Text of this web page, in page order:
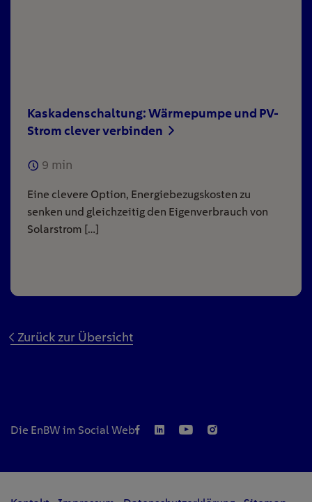
Kaskadenschaltung: Wärmepumpe und PV-
Strom clever verbinden
9 min
Eine clevere Option, Energiebezugskosten zu
senken und gleichzeitig den Eigenverbrauch von
Solarstrom […]
Zurück zur Übersicht
Die EnBW im Social Web